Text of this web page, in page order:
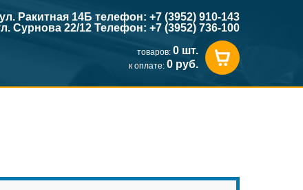
ул. Ракитная 14Б телефон: +7 (3952) 910-143
Сурнова 22/12 Телефон: +7 (3952) 736-100
товаров: 0 шт.
к оплате: 0 руб.